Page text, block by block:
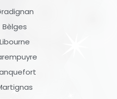
Bèlges
Libourne